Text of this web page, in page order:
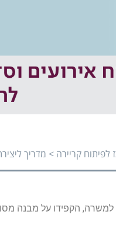
לפיתוח קריירה > מדריך
למשרה, הקפידו על מבנה